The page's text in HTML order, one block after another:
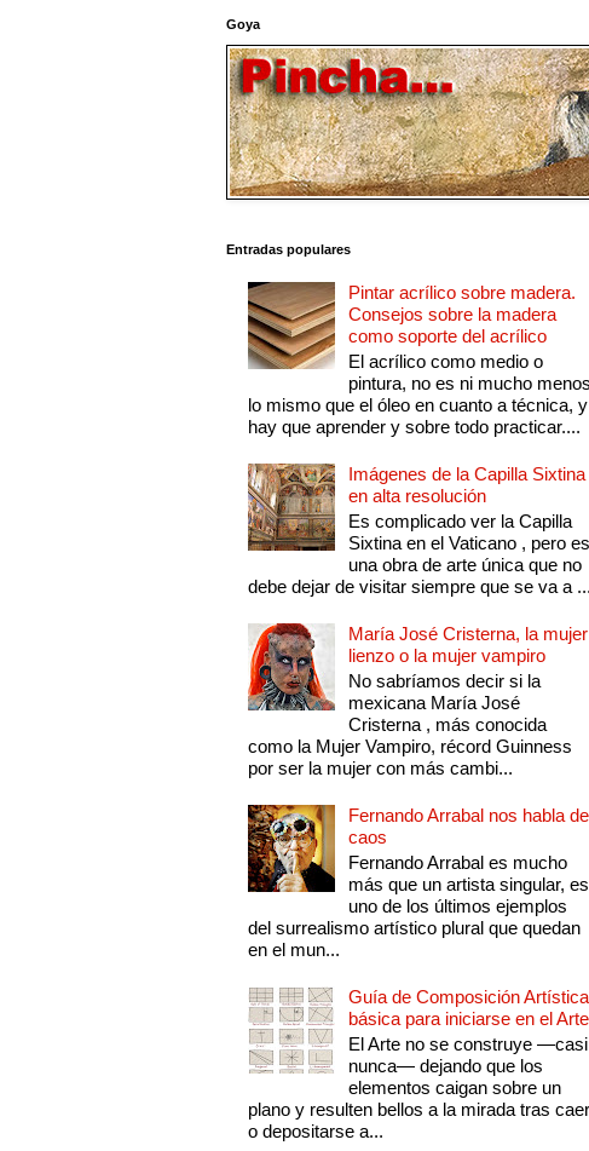
Goya
Entradas populares
Pintar acrílico sobre madera.
Consejos sobre la madera
como soporte del acrílico
El acrílico como medio o
pintura, no es ni mucho menos
lo mismo que el óleo en cuanto a técnica, y
hay que aprender y sobre todo practicar....
Imágenes de la Capilla Sixtina
en alta resolución
Es complicado ver la Capilla
Sixtina en el Vaticano , pero es
una obra de arte única que no
debe dejar de visitar siempre que se va a ...
María José Cristerna, la mujer
lienzo o la mujer vampiro
No sabríamos decir si la
mexicana María José
Cristerna , más conocida
como la Mujer Vampiro, récord Guinness
por ser la mujer con más cambi...
Fernando Arrabal nos habla
caos
Fernando Arrabal es mucho
más que un artista singular, es
uno de los últimos ejemplos
del surrealismo artístico plural que quedan
en el mun...
Guía de Composición Artística
básica para iniciarse en el Arte
El Arte no se construye —casi
nunca— dejando que los
elementos caigan sobre un
plano y resulten bellos a la mirada tras caer
o depositarse a...